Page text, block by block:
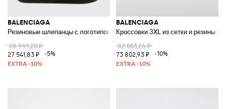
BALENCIAGA
Резиновые шлепанцы с логотипом
28 991,20 ₽
27 541,83 ₽
-5%
BALENCIAGA
Кроссовки 3XL из сетки и резины с
82 003,26 ₽
73 802,93 ₽
-10%